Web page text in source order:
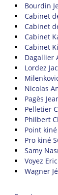
Bourdin
Cabinet
Cabinet
Cabinet
Cabinet
Dagallier
Lordez
Nicolas
Pagès
Pelletier
Philbert
Point kiné
Pro kiné
Samy
Voyez Eric
Wagner